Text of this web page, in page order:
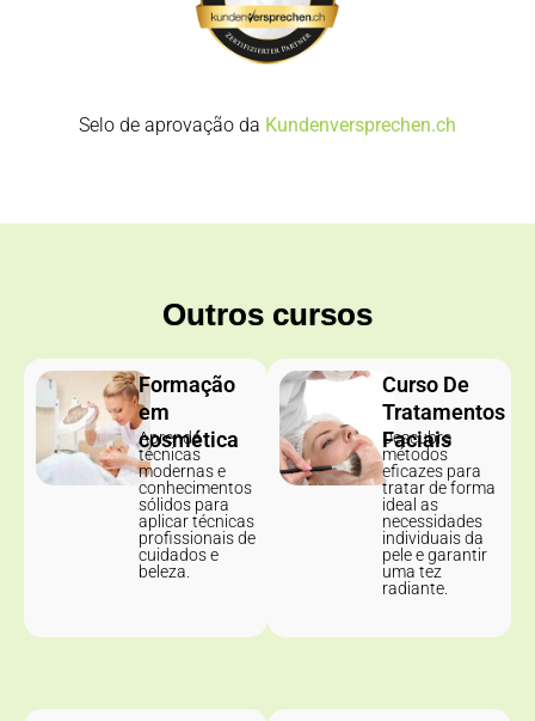
Selo de aprovação da Kundenversprechen.ch
Outros cursos
Formação
em
cosmética
Aprenda
técnicas
modernas e
conhecimentos
sólidos para
aplicar técnicas
profissionais de
cuidados e
beleza.
Curso De
Tratamentos
Faciais
Descubra
métodos
eficazes para
tratar de forma
ideal as
necessidades
individuais da
pele e garantir
uma tez
radiante.